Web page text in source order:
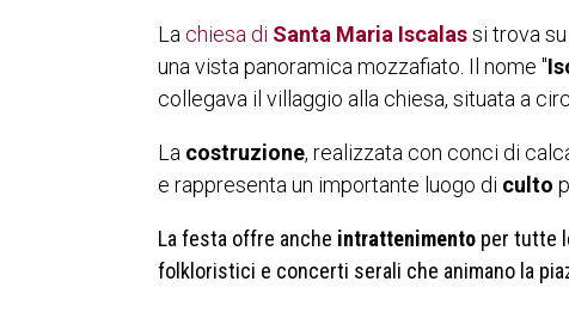
La chiesa di Santa Maria Iscalassi trova
una vista panoramica mozzafiato. Il nome "
collegava il villaggio alla chiesa, situata a
La costruzione, realizzata con conci di
e rappresenta un importante luogo di culto
La festa offre anche intrattenimento per tutte
folkloristici e concerti serali che animano la